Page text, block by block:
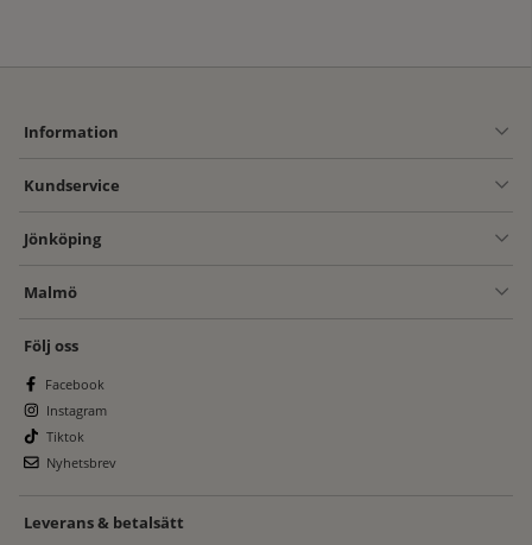
Information
Kundservice
Jönköping
Malmö
Följ oss
Facebook
Instagram
Tiktok
Nyhetsbrev
Leverans & betalsätt